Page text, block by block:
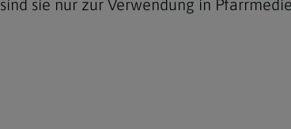
sind sie nur zur Verwendung in